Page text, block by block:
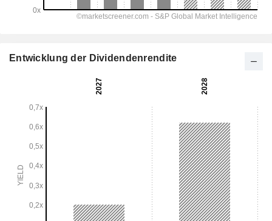
Entwicklung der Dividendenrendite